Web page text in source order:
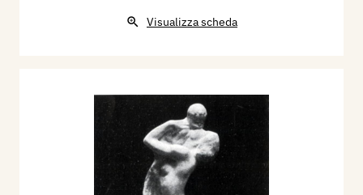
Visualizza scheda